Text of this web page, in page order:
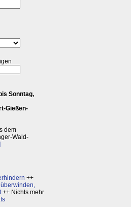
Sonntag,
Gießen-
dem
Wald-
++
++ Nichts mehr